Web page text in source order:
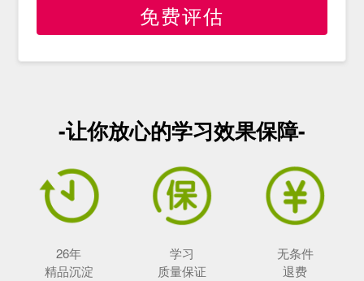
免费评估
-让你放心的学习效果保障-
26年
精品沉淀
学习
质量保证
无条件
退费